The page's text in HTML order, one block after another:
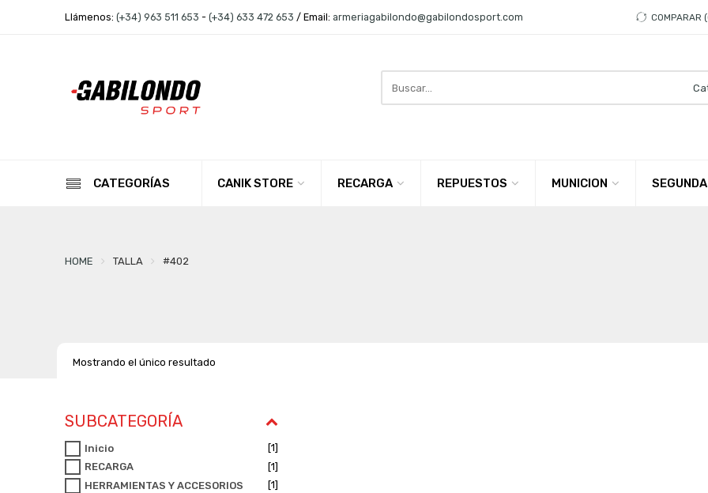
Llámenos: (+34) 963 511 653 - (+34) 633 472 653 / Email: armeriagabilondo@gabilondosport.com COMPARAR
here
CATEGORÍAS CANIK STORE RECARGA REPUESTOS MUNICION
HOME TALLA #402
Mostrando el único resultado
SUBCATEGORÍA
Inicio
[1]
RECARGA
[1]
HERRAMIENTAS Y ACCESORIOS
[1]